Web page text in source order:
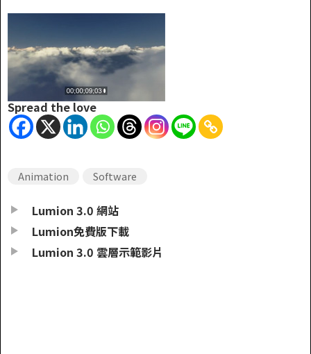
Spread the love
Animation Software
Lumion 3.0 網站
Lumion免費版下載
Lumion 3.0 雲層示範影片